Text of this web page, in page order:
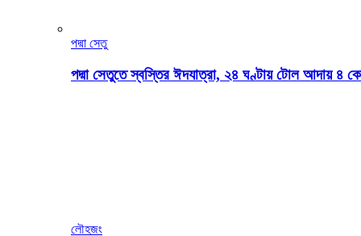
পদ্মা সেতু
পদ্মা সেতুতে স্বস্তির ঈদযাত্রা, ২৪ ঘণ্টায় টোল আদায় ৪
লৌহজং